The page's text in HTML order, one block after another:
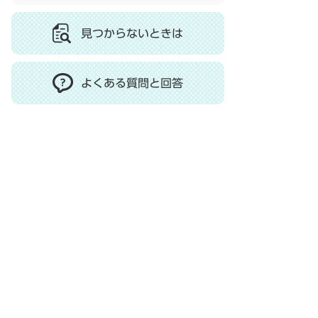
見つからないときは
よくある質問と回答